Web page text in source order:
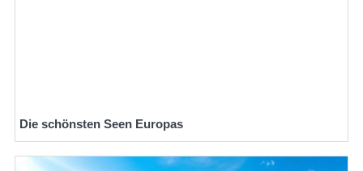
Die schönsten Seen Europas